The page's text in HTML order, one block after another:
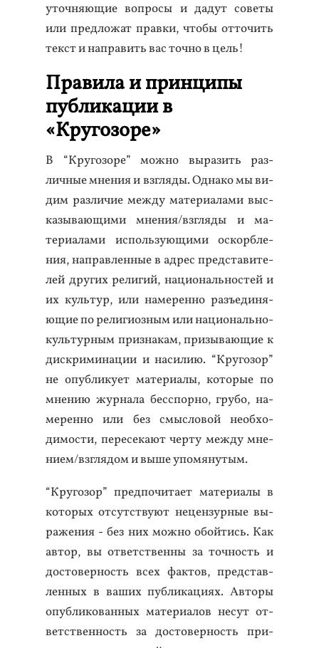
уточ­ня­ющие воп­ро­сы и да­дут со­веты
или пред­ло­жат прав­ки, что­бы от­то­чить
текст и нап­ра­вить вас точ­но в цель!
Правила и принципы
публикации в
«Кругозоре»
В “Кру­гозо­ре” мож­но вы­разить раз­
личные мне­ния и взгля­ды. Од­на­ко мы ви­
дим раз­ли­чие меж­ду ма­тери­ала­ми выс­
ка­зыва­ющи­ми мне­ния/взгля­ды и ма­
тери­ала­ми ис­поль­зу­ющи­ми ос­кор­бле­
ния, нап­равлен­ные в ад­рес пред­ста­вите­
лей дру­гих ре­лигий, на­ци­ональ­нос­тей и
их куль­тур, или на­мерен­но разъ­еди­ня­
ющие по ре­лиги­оз­ным или на­ци­ональ­но-
куль­тур­ным приз­на­кам, при­зыва­ющие к
дис­кри­мина­ции и на­силию. “Кру­гозор”
не опуб­ли­ку­ет ма­тери­алы, ко­торые по
мне­нию жур­на­ла бес­спор­но, гру­бо, на­
мерен­но или без смыс­ло­вой не­об­хо­
димос­ти, пе­ресе­ка­ют чер­ту меж­ду мне­
ни­ем/взгля­дом и вы­ше упо­мяну­тым.
“Кру­гозор” пред­по­чита­ет ма­тери­алы в
ко­торых от­сутс­тву­ют не­цен­зурные вы­
раже­ния - без них мож­но обой­тись. Как
ав­тор, вы от­ветс­твен­ны за точ­ность и
дос­то­вер­ность всех фак­тов, пред­став­
ленных в ва­ших пуб­ли­каци­ях. Ав­то­ры
опуб­ли­кован­ных ма­тери­алов не­сут от­
ветс­твен­ность за дос­то­вер­ность при­